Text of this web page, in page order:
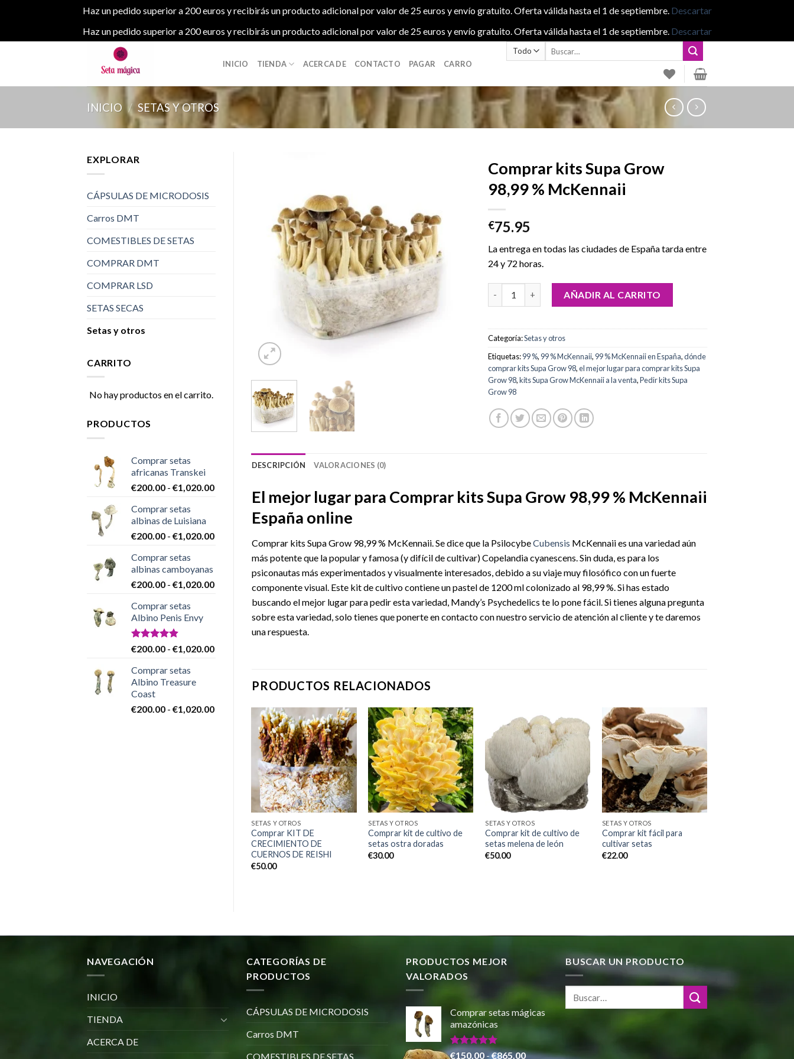
Haz un pedido superior a 200 euros y recibirás un producto adicional por valor de 25 euros y envío gratuito. Oferta válida hasta el 1 de septiembre. Descartar
Haz un pedido superior a 200 euros y recibirás un producto adicional por valor de 25 euros y envío gratuito. Oferta válida hasta el 1 de septiembre. Descartar
INICIO TIENDA ACERCA DE CONTACTO PAGAR CARRO
Buscar
INICIO / SETAS Y OTROS
EXPLORAR
CÁPSULAS DE MICRODOSIS
Carros DMT
COMESTIBLES DE SETAS
COMPRAR DMT
COMPRAR LSD
SETAS SECAS
Setas y otros
CARRITO
No hay productos en el carrito.
PRODUCTOS
Comprar setas
africanas Transkei
€200.00 - €1,020.00Rango
€200.00
€1,020.00
Comprar setas
albinas de Luisiana
€200.00 - €1,020.00Rango
€200.00
€1,020.00
Comprar setas
albinas camboyanas
€200.00 - €1,020.00Rango
hasta
Comprar setas
Albino Penis Envy
Valorado
de 5
€200.00 - €1,020.00Rango
hasta
Comprar setas
Albino Treasure
Coast
€200.00 - €1,020.00Rango
Add to
wishlist
Comprar kits Supa Grow
98,99 % McKennaii
€75.95
La entrega en todas las ciudades de España tarda entre
24 y 72 horas.
Comprar kits Supa Grow 98,99 % McKennaii cantidad
AÑADIR AL CARRITO
Categoría:Setas y otros
Etiquetas:99 %, 99 % McKennaii, 99 % McKennaii en España,dónde
comprar kits Supa Grow 98,el mejor lugar para comprar kits Supa
Grow 98,kits Supa Grow McKennaii a la venta,Pedir kits Supa
Grow 98
DESCRIPCIÓN VALORACIONES (0)
El mejor lugar para Comprar kits Supa Grow 98,99 % McKennaii
España online
Comprar kits Supa Grow 98,99 % McKennaii. Se dice que la PsilocybeCubensis McKennaii es una variedad aún
más potente que la popular y famosa (y difícil de cultivar) Copelandia cyanescens. Sin duda, es para los
psiconautas más experimentados y visualmente interesados, debido a su viaje muy filosófico con un fuerte
componente visual. Este kit de cultivo contiene un pastel de 1200 ml colonizado al 98,99 %. Si has estado
buscando el mejor lugar para pedir esta variedad, Mandy’s Psychedelics te lo pone fácil. Si tienes alguna pregunta
sobre esta variedad, solo tienes que ponerte en contacto con nuestro servicio de atención al cliente y te daremos
una respuesta.
PRODUCTOS RELACIONADOS
Add to
wishlist
SETAS Y OTROS
Comprar KIT DE
CRECIMIENTO DE
CUERNOS DE REISHI
€50.00
Add to
wishlist
SETAS Y OTROS
Comprar kit de cultivo de
setas ostra doradas
€30.00
SETAS Y OTROS
Comprar kit de cultivo de
setas melena de león
€50.00
Add to
wishlist
SETAS Y OTROS
Comprar kit fácil para
cultivar setas
€22.00
NAVEGACIÓN
INICIO
TIENDA
ACERCA DE
CATEGORÍAS DE
PRODUCTOS
CÁPSULAS DE MICRODOSIS
Carros DMT
COMESTIBLES DE SETAS
PRODUCTOS MEJOR
VALORADOS
Comprar setas mágicas
amazónicas
Valorado
€150.00 -€865.00Rango
BUSCAR UN PRODUCTO